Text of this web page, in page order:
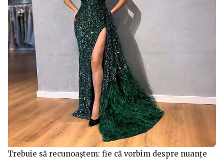
Trebuie să recunoaștem: fie că vorbim despre nuanțe